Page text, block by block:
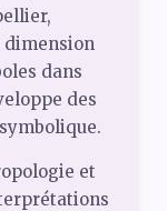
dans
des
et